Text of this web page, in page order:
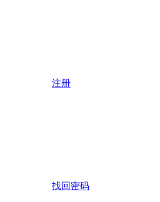
注册
找回密码